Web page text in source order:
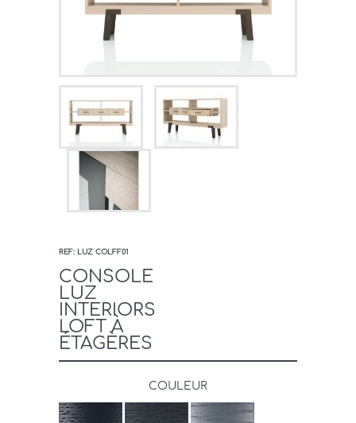
REF: LUZ COLFF01
CONSOLE
LUZ
INTERIORS
LOFT À
ÉTAGÈRES
COULEUR